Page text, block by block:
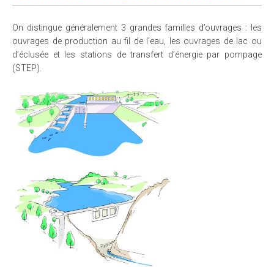
On distingue généralement 3 grandes familles d’ouvrages : les
ouvrages de production au fil de l’eau, les ouvrages de lac ou
d’éclusée et les stations de transfert d’énergie par pompage
(STEP).